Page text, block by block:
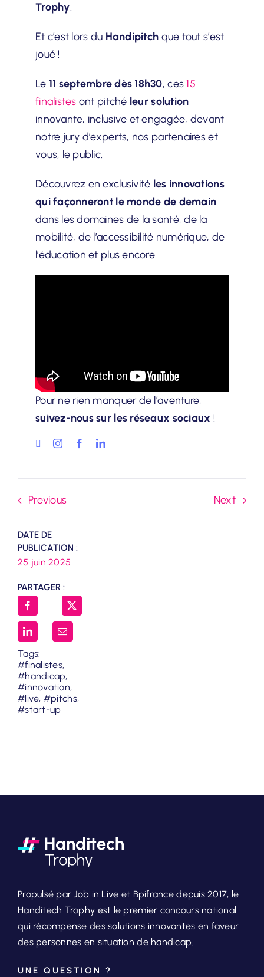
Trophy.
Et c’est lors du Handipitch que tout s’est
joué !
Le 11 septembre dès 18h30, ces15
finalistes ont pitché leur solution
innovante, inclusive et engagée, devant
notre jury d’experts, nos partenaires et
vous, le public.
Découvrez en exclusivité les innovations
qui façonneront le monde de demain
dans les domaines de la santé, de la
mobilité, de l’accessibilité numérique, de
l’éducation et plus encore.
Pour ne rien manquer de l’aventure,
suivez-nous sur les réseaux sociaux !
Previous Next
DATE DE
PUBLICATION :
25 juin 2025
PARTAGER :
Tags:
#finalistes,
#handicap,
#innovation,
#live, #pitchs,
#start-up
Propulsé par Job in Live et Bpifrance depuis 2017, le
Handitech Trophy est le premier concours national
qui récompense des solutions innovantes en faveur
des personnes en situation de handicap.
UNE QUESTION ?